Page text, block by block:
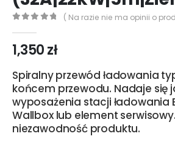
( Na razie nie ma opinii o
1,350zł
Spiralny przewód ładowania
końcem przewodu. Nadaje się
wyposażenia stacji ładowania
Wallbox lub element
niezawodność produktu.